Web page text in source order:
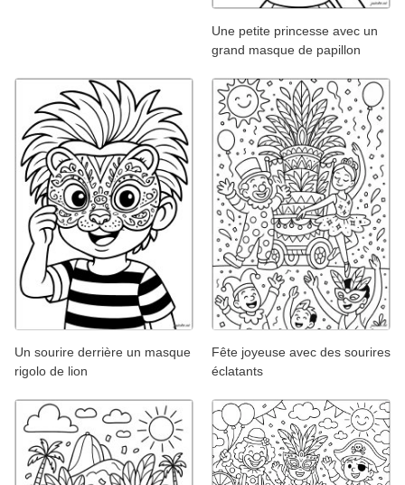
Une petite princesse avec un
grand masque de papillon
Un sourire derrière un masque
rigolo de lion
Fête joyeuse avec des sourires
éclatants